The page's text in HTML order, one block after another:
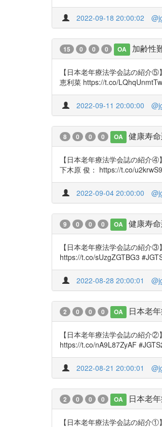
2022-09-18 20:00:02
15 0 0 0 OA 加齢性
【日本老年療法学会誌の紹介
恵利菜 https://t.co/
2022-09-11 20:00:00
8 0 0 0 OA 健康寿
【日本老年療法学会誌の紹介
下木原 俊： https://t.co/
2022-09-04 20:00:00
9 0 0 0 OA 健康寿
【日本老年療法学会誌の紹介
https://t.co/sUzgZGTBG3
2022-08-28 20:00:01
2 0 0 0 OA 日本老
【日本老年療法学会誌の紹介
https://t.co/nA9L87ZyAF
2022-08-21 20:00:01
2 0 0 0 OA 日本老
【日本老年療法学会誌の紹介